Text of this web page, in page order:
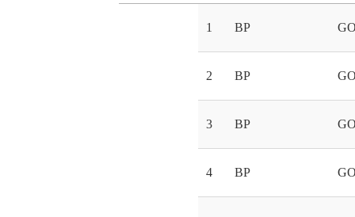
1 BP
2 BP
3 BP
4 BP